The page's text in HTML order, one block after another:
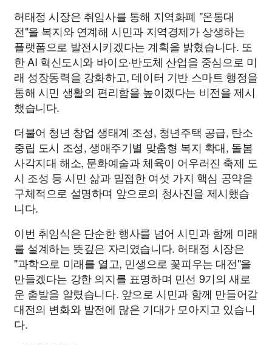
허태정 시장은 취임사를 통해 지역화폐 "온통대
전"을 복지와 연계해 시민과 지역경제가 상생하는
플랫폼으로 발전시키겠다는 계획을 밝혔습니다. 또
한 AI 혁신도시와 바이오·반도체 산업을 중심으로 미
래 성장동력을 강화하고, 데이터 기반 스마트 행정을
통해 시민 생활의 편리함을 높이겠다는 비전을 제시
했습니다.
더불어 청년 창업 생태계 조성, 청년주택 공급, 탄소
중립 도시 조성, 생애주기별 맞춤형 복지 확대, 돌봄
사각지대 해소, 문화예술과 체육이 어우러진 축제 도
시 조성 등 시민 삶과 밀접한 여섯 가지 핵심 공약을
구체적으로 설명하며 앞으로의 청사진을 제시했습
니다.
이번 취임식은 단순한 행사를 넘어 시민과 함께 미래
를 설계하는 뜻깊은 자리였습니다. 허태정 시장은
"과학으로 미래를 열고, 민생으로 꽃피우는 대전"을
만들겠다는 강한 의지를 표명하며 민선 9기의 새로
운 출발을 알렸습니다. 앞으로 시민과 함께 만들어갈
대전의 변화와 발전에 많은 기대가 모아지고 있습니
다.